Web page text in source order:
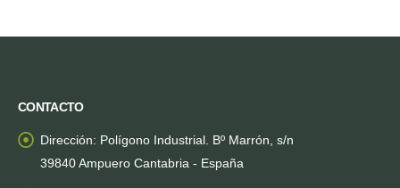
CONTACTO
Dirección: Polígono Industrial. Bº Marrón, s/n
39840 Ampuero Cantabria - España